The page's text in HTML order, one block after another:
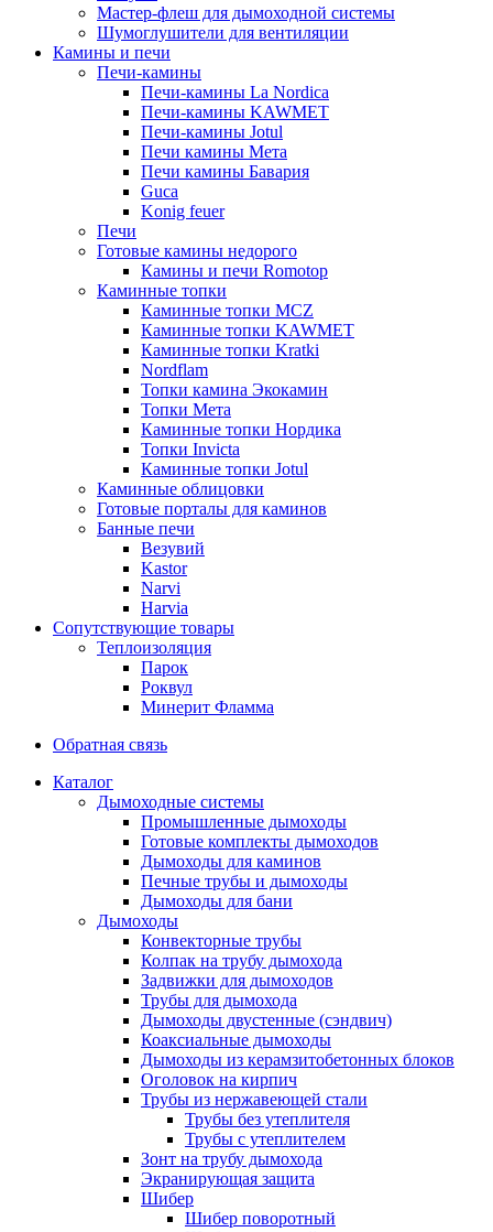
Мастер-флеш для дымоходной системы
Шумоглушители для вентиляции
Камины и печи
Печи-камины
Печи-камины La Nordica
Печи-камины KAWMET
Печи-камины Jotul
Печи камины Мета
Печи камины Бавария
Guca
Konig feuer
Печи
Готовые камины недорого
Камины и печи Romotop
Каминные топки
Каминные топки MCZ
Каминные топки KAWMET
Каминные топки Kratki
Nordflam
Топки камина Экокамин
Топки Мета
Каминные топки Нордика
Топки Invicta
Каминные топки Jotul
Каминные облицовки
Готовые порталы для каминов
Банные печи
Везувий
Kastor
Narvi
Harvia
Сопутствующие товары
Теплоизоляция
Парок
Роквул
Минерит Фламма
Обратная связь
Каталог
Дымоходные системы
Промышленные дымоходы
Готовые комплекты дымоходов
Дымоходы для каминов
Печные трубы и дымоходы
Дымоходы для бани
Дымоходы
Конвекторные трубы
Колпак на трубу дымохода
Задвижки для дымоходов
Трубы для дымохода
Дымоходы двустенные (сэндвич)
Коаксиальные дымоходы
Дымоходы из керамзитобетонных блоков
Оголовок на кирпич
Трубы из нержавеющей стали
Трубы без утеплителя
Трубы с утеплителем
Зонт на трубу дымохода
Экранирующая защита
Шибер
Шибер поворотный